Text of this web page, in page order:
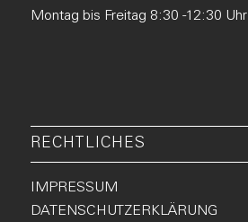
Montag bis Freitag 8:30 -12:30 Uhr
RECHTLICHES
IMPRESSUM
DATENSCHUTZERKLÄRUNG